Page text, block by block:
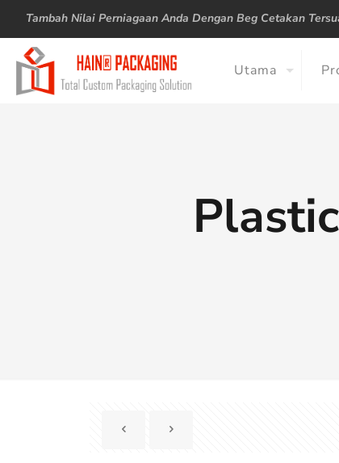
Tambah Nilai Perniagaan Anda Dengan Beg Cetakan
Utama